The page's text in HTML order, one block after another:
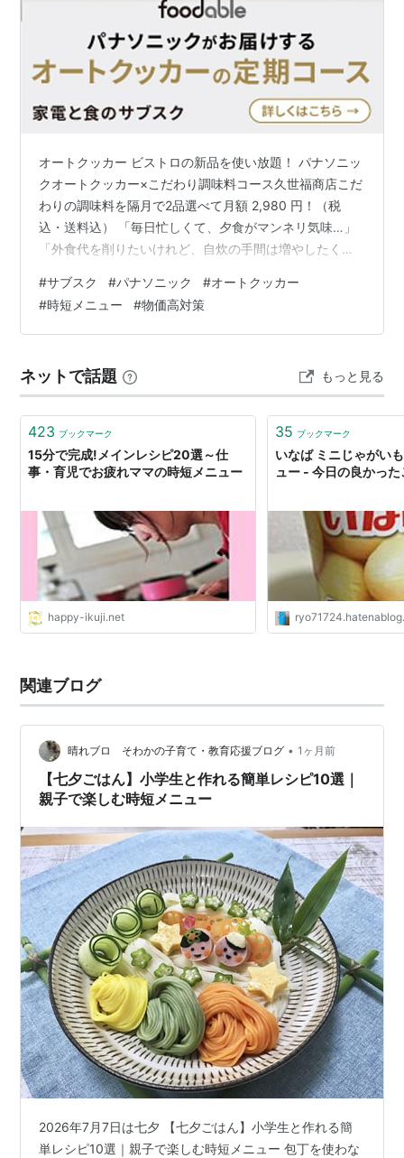
オートクッカー ビストロの新品を使い放題！ パナソニッ
クオートクッカー×こだわり調味料コース久世福商店こだ
わりの調味料を隔月で2品選べて月額 2,980 円！（税
込・送料込） 「毎日忙しくて、夕食がマンネリ気味…」
「外食代を削りたいけれど、自炊の手間は増やしたくな
れない」そんな悩みをお持ちではありませんか？ 今年も
続く物価高の中で注目されているのが、自炊の質を劇的
に上げながら、トータルコストを抑えるスマート家電と
クの最高峰モデルオートクッカー ビストロは、業界最高
クラスの火力と圧力で、安い食材…
#サブスク #パナソニック #オートクッカー
#時短メニュー #物価高対策
ネットで話題 もっと見る
423 ブックマーク
15分で完成!メインレシピ20選～仕
事・育児でお疲れママの時短メニュー
happy-ikuji.net
35 ブックマーク
いなば ミニじゃがい
ュー - 今日の良かった
関連ブログ
晴れブロ そわかの子育て・教育応援ブログ • 1ヶ月前
【七夕ごはん】小学生と作れる簡単レシピ10選｜
親子で楽しむ時短メニュー
2026年7月7日は七夕 【七夕ごはん】小学生と作れる簡
単レシピ10選｜親子で楽しむ時短メニュー 包丁を使わな